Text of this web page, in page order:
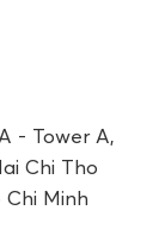
- Tower A,
Chi Tho
Minh